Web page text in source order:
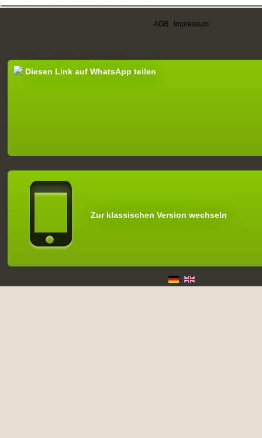
AGB Impressum
Diesen Link auf WhatsApp teilen
Zur klassischen Version wechseln